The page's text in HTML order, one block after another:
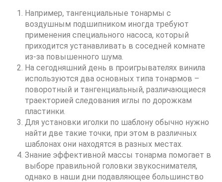
Например, тангенциальные тонармы с
воздушным подшипником иногда требуют
применения специального насоса, который
приходится устанавливать в соседней комнате
из-за повышенного шума.
На сегодняшний день в проигрывателях винила
используются два основных типа тонармов –
поворотный и тангенциальный, различающиеся
траекторией следования иглы по дорожкам
пластинки.
Для установки иголки по шаблону обычно нужно
найти две такие точки, при этом в различных
шаблонах они находятся в разных местах.
Знание эффективной массы тонарма помогает в
выборе правильной головки звукоснимателя,
однако в наши дни подавляющее большинство